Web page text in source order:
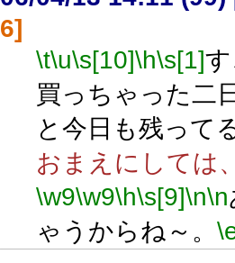
6]
\t\u\s[10]\h\s[1]
買っちゃった二
と今日も残って
おまえにしては
\w9\w9\h\s[9]\n\n
ゃうからね～。